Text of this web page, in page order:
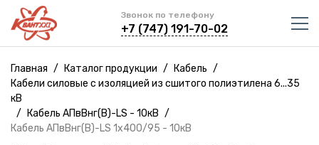
Звонок по телефону
+7 (747) 191-70-02
Главная / Каталог продукции / Кабель /
Кабели силовые с изоляцией из сшитого полиэтилена 6...35
кВ
/
Кабель АПвВнг(B)-LS - 10кВ /
Кабель АПвВнг(B)-LS 1х400/95 - 10кВ